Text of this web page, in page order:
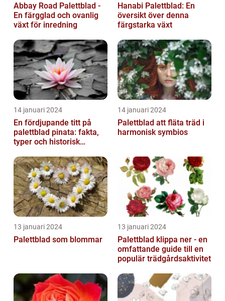
Abbay Road Palettblad -
En färgglad och ovanlig
växt för inredning
Hanabi Palettblad: En
översikt över denna
färgstarka växt
14 januari 2024
En fördjupande titt på
palettblad pinata: fakta,
typer och historisk
14 januari 2024
Palettblad att fläta träd i
harmonisk symbios
13 januari 2024
Palettblad som blommar
13 januari 2024
Palettblad klippa ner - en
omfattande guide till en
populär trädgårdsaktivitet